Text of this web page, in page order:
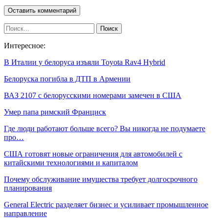
Интересное:
В Италии у белоруса изъяли Toyota Rav4 Hybrid
Белоруска погибла в ДТП в Армении
ВАЗ 2107 с белорусскими номерами замечен в США
Умер папа римский Франциск
Где люди работают больше всего? Вы никогда не подумаете
про…
США готовят новые ограничения для автомобилей с
китайскими технологиями и капиталом
Почему обслуживание имущества требует долгосрочного
планирования
General Electric разделяет бизнес и усиливает промышленное
направление